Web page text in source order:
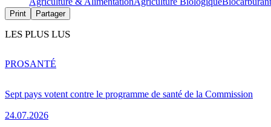
Print Partager
LES PLUS LUS
Sept pays votent contre le programme de santé de la Commission
24.07.2026
PROSANTÉ